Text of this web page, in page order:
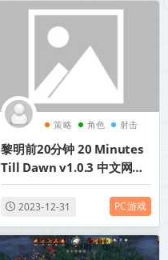
策略 角色 射击
黎明前20分钟 20 Minutes
Till Dawn v1.0.3 中文网盘
下载
2023-12-31 PC游戏